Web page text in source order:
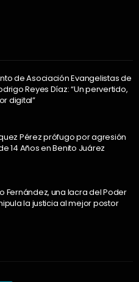
de Asociación Evangelistas de
Reyes Díaz: “Un pervertido,
digital”
Pérez prófugo por agresión
14 Años en Benito Juárez
Fernández, una lacra del Poder
la justicia al mejor postor